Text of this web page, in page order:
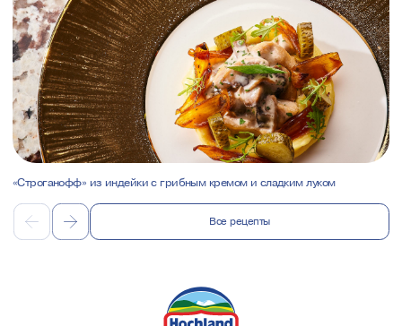
«Строганофф» из индейки с грибным кремом и сладким луком
Все рецепты